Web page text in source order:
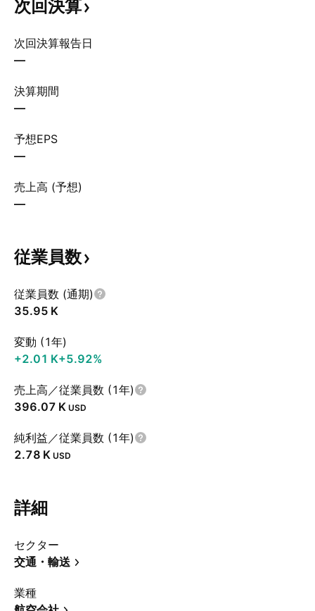
次回決算
次回決算報告日
—
決算期間
—
予想EPS
—
売上高 (予想)
—
従業員数
従業員数 (通期)
‪35.95 K‬
変動 (1年)
‪+2.01 K‬+5.92%
売上高／従業員数 (1年)
‪396.07 K‬ USD
純利益／従業員数 (1年)
‪2.78 K‬ USD
詳細
セクター
交通・輸送
業種